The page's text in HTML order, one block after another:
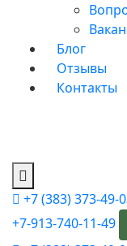
Блог
Отзывы
Контакты
+7 (383) 373-49-
+7-913-740-11-49